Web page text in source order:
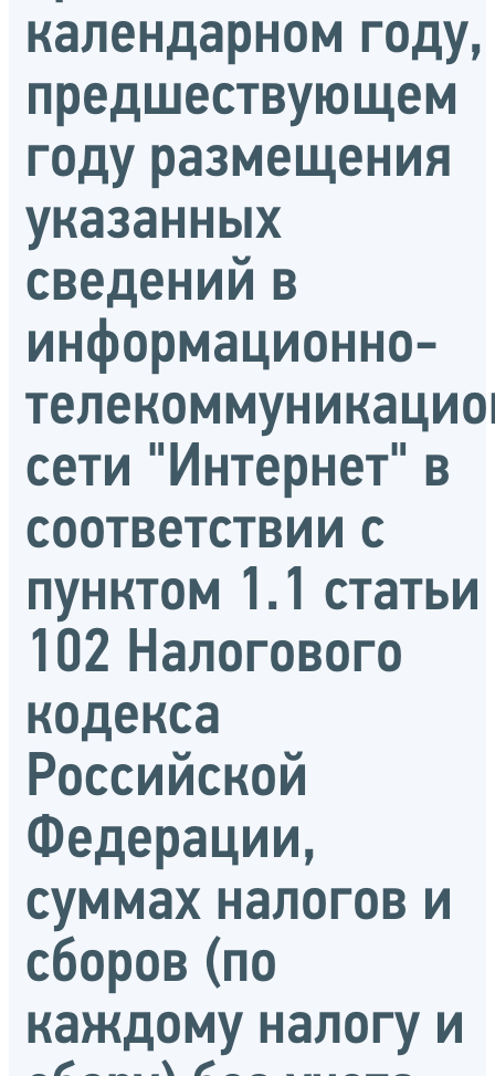
календарном году,
предшествующем
году размещения
указанных
сведений в
информационно-
сети "Интернет" в
соответствии с
пунктом 1.1 статьи
102 Налогового
кодекса
Российской
Федерации,
суммах налогов и
сборов (по
каждому налогу и